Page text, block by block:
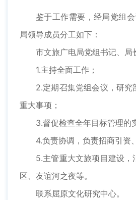
鉴于工作需要，经局党组
局领导成员分工如下：
市文旅广电局党组书记、局
1.主持全面工作；
2.定期召集党组会议，研究
重大事项；
3.督促检查全年目标管理的
4.负责协调，负责招商引资
5.主管重大文旅项目建设，
区、友谊河之夜等。
联系屈原文化研究中心。